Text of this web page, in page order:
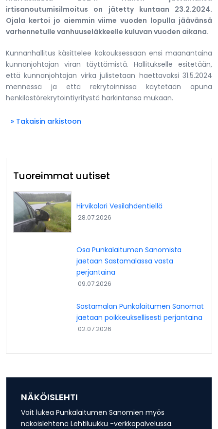
irtisanoutumisilmoitus on jätetty kuntaan 23.2.2024.
Ojala kertoi jo aiemmin viime vuoden lopulla jäävänsä
varhennetulle vanhuuseläkkeelle kuluvan vuoden aikana.
Kunnanhallitus käsittelee kokouksessaan ensi maanantaina
kunnanjohtajan viran täyttämistä. Hallitukselle esitetään,
että kunnanjohtajan virka julistetaan haettavaksi 31.5.2024
mennessä ja että rekrytoinnissa käytetään apuna
henkilöstörekrytointiyritystä harkintansa mukaan.
» Takaisin arkistoon
Tuoreimmat uutiset
Hirvikolari Vesilahdentiellä
28.07.2026
Osa Punkalaitumen Sanomista
jaetaan Sastamalassa vasta
perjantaina
09.07.2026
Sastamalan Punkalaitumen Sanomat
jaetaan poikkeuksellisesti perjantaina
02.07.2026
NÄKÖISLEHTI
Voit lukea Punkalaitumen Sanomien myös
näköislehtenä Lehtiluukku -verkkopalvelussa.